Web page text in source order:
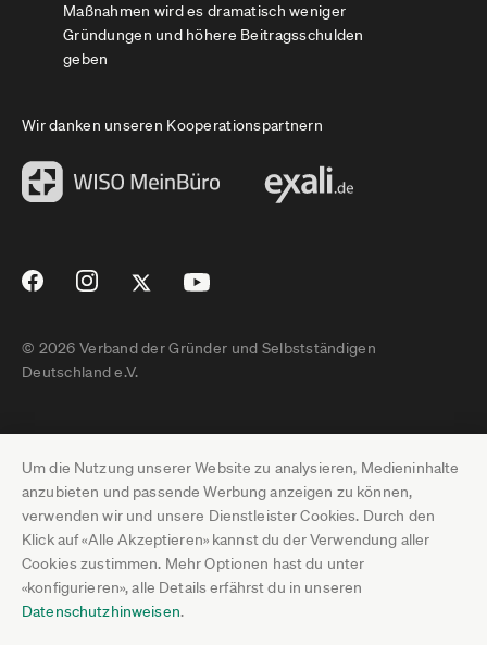
Um die Nutzung unserer Website zu analysieren, Medieninhalte
anzubieten und passende Werbung anzeigen zu können,
verwenden wir und unsere Dienstleister Cookies. Durch den
Klick auf «Alle Akzeptieren» kannst du der Verwendung aller
Cookies zustimmen. Mehr Optionen hast du unter
«konfigurieren», alle Details erfährst du in unseren
Datenschutzhinweisen.
Maßnahmen wird es dramatisch weniger
Gründungen und höhere Beitragsschulden
geben
Wir danken unseren Kooperationspartnern
© 2026 Verband der Gründer und Selbstständigen
Deutschland e.V.
Impressum
Datenschutz
Pressebereich
Jobs